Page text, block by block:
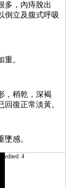
多，內痔脫出
倒立及腹式呼吸
。
，稍乾，深褐
復正常淡黃。
感。
edited: 4